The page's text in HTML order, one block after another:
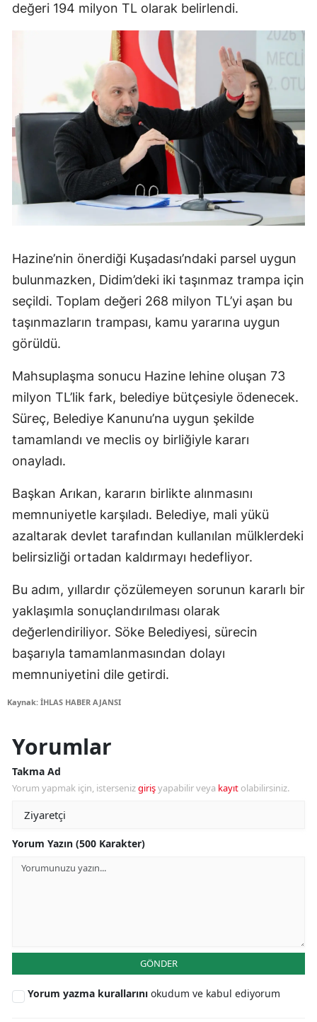
değeri 194 milyon TL olarak belirlendi.
Hazine’nin önerdiği Kuşadası’ndaki parsel uygun
bulunmazken, Didim’deki iki taşınmaz trampa için
seçildi. Toplam değeri 268 milyon TL’yi aşan bu
taşınmazların trampası, kamu yararına uygun
görüldü.
Mahsuplaşma sonucu Hazine lehine oluşan 73
milyon TL’lik fark, belediye bütçesiyle ödenecek.
Süreç, Belediye Kanunu’na uygun şekilde
tamamlandı ve meclis oy birliğiyle kararı
onayladı.
Başkan Arıkan, kararın birlikte alınmasını
memnuniyetle karşıladı. Belediye, mali yükü
azaltarak devlet tarafından kullanılan mülklerdeki
belirsizliği ortadan kaldırmayı hedefliyor.
Bu adım, yıllardır çözülemeyen sorunun kararlı bir
yaklaşımla sonuçlandırılması olarak
değerlendiriliyor. Söke Belediyesi, sürecin
başarıyla tamamlanmasından dolayı
memnuniyetini dile getirdi.
Kaynak: İHLAS HABER AJANSI
Yorumlar
Takma Ad
Yorum yapmak için, istersenizgirişyapabilir veya kayıt olabilirsiniz.
Yorum Yazın (500 Karakter)
GÖNDER
Yorum yazma kurallarını okudum ve kabul ediyorum